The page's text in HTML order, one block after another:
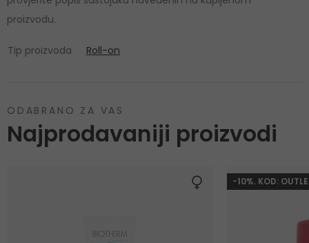
proizvodu.
Tip proizvoda Roll-on
ODABRANO ZA VAS
Najprodavaniji proizvodi
-10%. KOD: